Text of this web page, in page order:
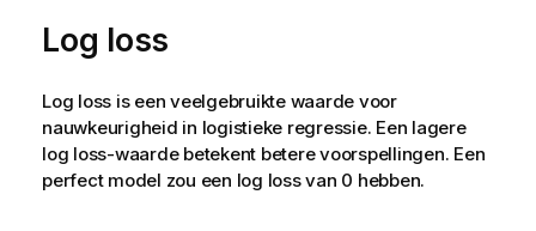
Log loss
Log loss is een veelgebruikte waarde voor
nauwkeurigheid in logistieke regressie. Een lagere
log loss-waarde betekent betere voorspellingen. Een
perfect model zou een log loss van 0 hebben.